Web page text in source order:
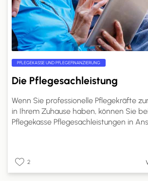
PFLEGEKASSE UND PFLEGEFINANZIERUNG
Die Pflegesachleistung
Wenn Sie professionelle Pflegekräfte
in Ihrem Zuhause haben, können Sie
Pflegekasse Pflegesachleistungen in
können, wie hoch Ihr Anspruch ist und
Pflegesachleistungen beantragen
2